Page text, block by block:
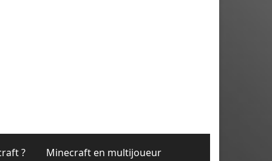
? Minecraft en multijoueur